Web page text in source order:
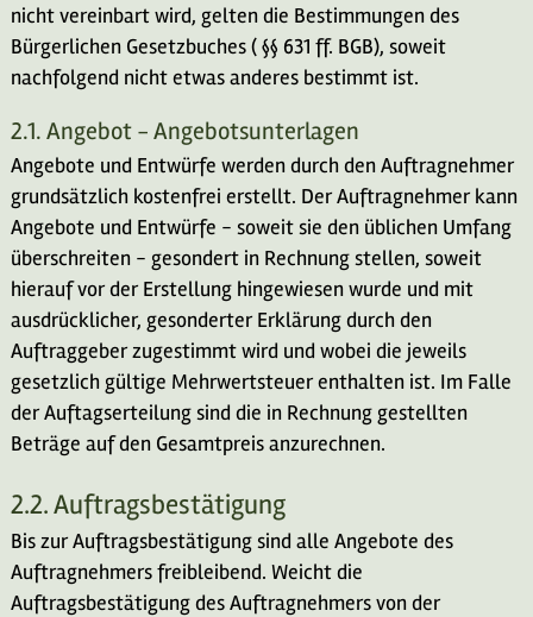
nicht vereinbart wird, gelten die Bestimmungen des
Bürgerlichen Gesetzbuches ( §§ 631 ff. BGB), soweit
nachfolgend nicht etwas anderes bestimmt ist.
2.1. Angebot – Angebotsunterlagen
Angebote und Entwürfe werden durch den Auftragnehmer
grundsätzlich kostenfrei erstellt. Der Auftragnehmer kann
Angebote und Entwürfe – soweit sie den üblichen Umfang
überschreiten – gesondert in Rechnung stellen, soweit
hierauf vor der Erstellung hingewiesen wurde und mit
ausdrücklicher, gesonderter Erklärung durch den
Auftraggeber zugestimmt wird und wobei die jeweils
gesetzlich gültige Mehrwertsteuer enthalten ist. Im Falle
der Auftagserteilung sind die in Rechnung gestellten
Beträge auf den Gesamtpreis anzurechnen.
2.2. Auftragsbestätigung
Bis zur Auftragsbestätigung sind alle Angebote des
Auftragnehmers freibleibend. Weicht die
Auftragsbestätigung des Auftragnehmers von der